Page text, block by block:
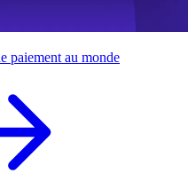
paiement au monde